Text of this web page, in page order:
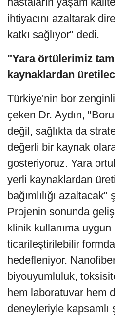
ihtiyacını azaltarak
katkı sağlıyor" dedi.
"Yara örtülerimiz
kaynaklardan
Türkiye'nin bor
çeken Dr. Aydın,
değil, sağlıkta da
değerli bir kaynak
gösteriyoruz. Yara
yerli kaynaklardan
bağımlılığı
Projenin sonunda
klinik kullanıma
ticarileştirilebilir
hedefleniyor.
biyouyumluluk,
hem laboratuvar hem
deneyleriyle kapsamlı